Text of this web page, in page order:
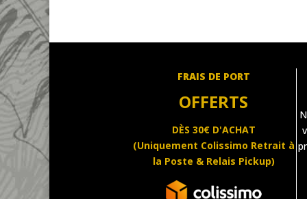
FRAIS DE PORT
OFFERTS
DÈS 30€ D'ACHAT
(Uniquement Colissimo Retrait à
la Poste & Relais Pickup)